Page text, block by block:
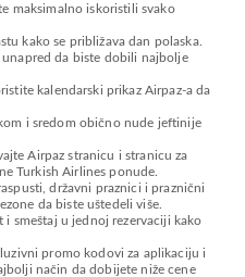
maksimalno iskoristili svako
kako se približava dan polaska.
unapred da biste dobili najbolje
kalendarski prikaz Airpaz-a da
i sredom obično nude jeftinije
Airpaz stranicu i stranicu za
Turkish Airlines ponude.
državni praznici i praznični
da biste uštedeli više.
smeštaj u jednoj rezervaciji kako
promo kodovi za aplikaciju i
način da dobijete niže cene